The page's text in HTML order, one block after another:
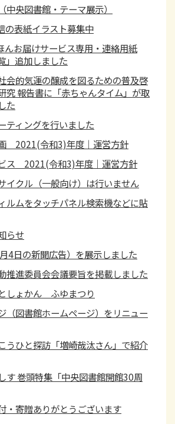
中央図書館・テーマ展示）
の表紙イラスト募集中
お届けサービス専用・連絡用紙
」追加しました
会的気運の醸成を図るための普及啓
究 報告書に「赤ちゃんタイム」が取
た
ティングを行いました
2021(令和3)年度｜運営方針
ス 2021(令和3)年度｜運営方針
イクル（一般向け）は行いません
ルムをタッチパネル検索機などに貼
らせ
4日の新聞広告）を展示しました
推進委員会会議要旨を掲載しました
しょかん ふゆまつり
（図書館ホームページ）をリニュー
うひと探訪「増崎哉汰さん」で紹介
す 巻頭特集「中央図書館開館30周
・寄贈ありがとうございます